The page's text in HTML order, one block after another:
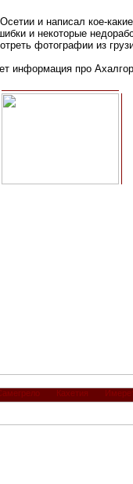
и написал кое-
и некоторые
фотографии из
информация про
Кахетия